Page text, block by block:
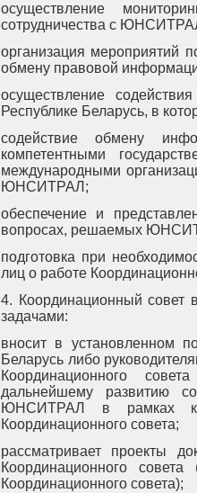
осуществление
сотрудничества с
организация мероприятий
обмену правовой
осуществление
Республике Беларусь, в
содействие обмену
компетентными
международными
ЮНСИТРАЛ;
обеспечение и
вопросах, решаемых
подготовка при
лиц о работе
4. Координационный совет
задачами:
вносит в установленном
Беларусь либо
Координационного
дальнейшему развитию
ЮНСИТРАЛ в рамках
Координационного совета;
рассматривает проекты
Координационного совета
Координационного совета);